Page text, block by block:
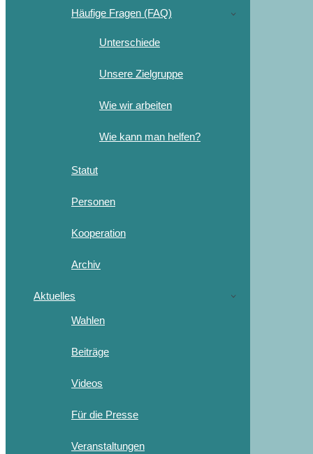
Häufige Fragen (FAQ)
Unterschiede
Unsere Zielgruppe
Wie wir arbeiten
Wie kann man helfen?
Statut
Personen
Kooperation
Archiv
Aktuelles
Wahlen
Beiträge
Videos
Für die Presse
Veranstaltungen